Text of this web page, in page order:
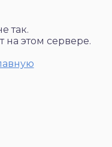
так.
на этом сервере.